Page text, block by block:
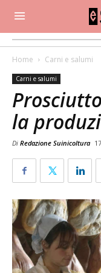
Home Carni e salumi
Carni e salumi
la
Di Redazione Suinicoltura